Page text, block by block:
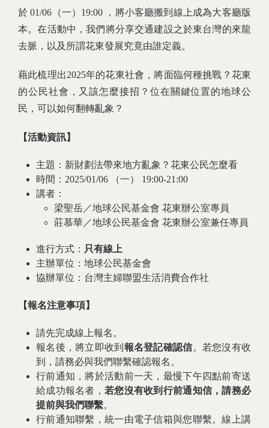
於 01/06（一）19:00 ，將小客廳搬到線上成為大客廳版
本。在活動中，我們將分享交通建設之於東台灣的來龍
去脈，以及所謂花東發展究竟由誰定義。
藉此梳理出2025年的花東社會，將面臨何種挑戰？花東
的公民社會，又該怎麼接招？位在關鍵位置的地球公
民，可以如何翻轉亂象？
【活動資訊】
主題：新財劃法帶來地方亂象？花東公民怎麼看
時間：2025/01/06 （一） 19:00-21:00
講者：
梁聖岳／地球公民基金會 花東辦公室專員
莊慕華／地球公民基金會 花東辦公室兼任專員
進行方式： 只有線上
主辦單位：地球公民基金會
協辦單位：台灣主婦聯盟生活消費合作社
【報名注意事項】
請先完成線上報名。
報名後，將立即收到 報名登記確認信。若您沒有收
到，請務必與我們聯繫確認報名。
行前通知，將於活動前一天，最慢下午四點前寄送
給成功報名者， 若您沒有收到行前通知信，請務必
提前與我們聯繫。
行前通知聯繫，統一由電子信箱與您聯繫。線上講